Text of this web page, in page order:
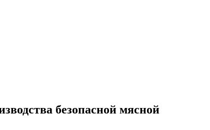
безопасной мясной